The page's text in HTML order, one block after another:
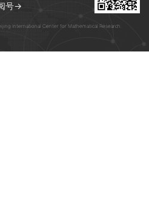
号→
International Center for Mathematical Research.